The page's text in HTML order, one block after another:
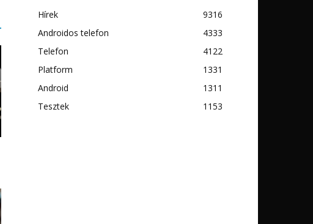
Hírek
9316
Androidos telefon
4333
Telefon
4122
Platform
1331
Android
1311
Tesztek
1153